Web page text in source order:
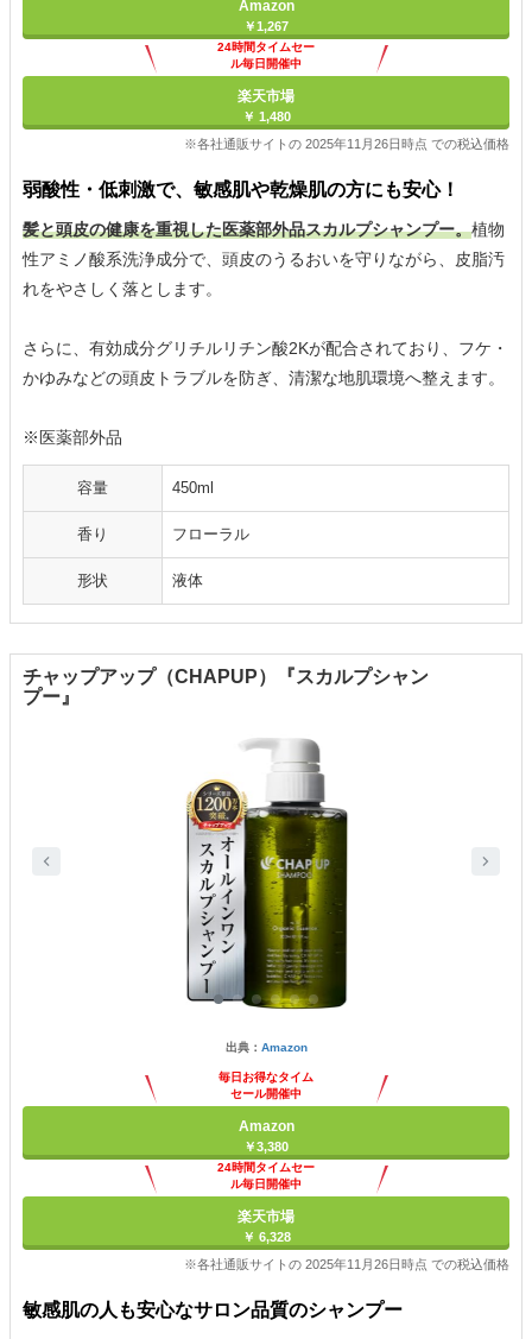
Amazon
￥1,267
24時間タイムセー
ル毎日開催中
楽天市場
￥ 1,480
※各社通販サイトの 2025年11月26日時点 での税込価格
弱酸性・低刺激で、敏感肌や乾燥肌の方にも安心！
髪と頭皮の健康を重視した医薬部外品スカルプシャンプー。植物
性アミノ酸系洗浄成分で、頭皮のうるおいを守りながら、皮脂汚
れをやさしく落とします。
さらに、有効成分グリチルリチン酸2Kが配合されており、フケ・
かゆみなどの頭皮トラブルを防ぎ、清潔な地肌環境へ整えます。
※医薬部外品
容量 450ml
香り フローラル
形状 液体
チャップアップ（CHAPUP）『スカルプシャン
プー』
出典： Amazon
毎日お得なタイム
セール開催中
Amazon
￥3,380
24時間タイムセー
ル毎日開催中
楽天市場
￥ 6,328
※各社通販サイトの 2025年11月26日時点 での税込価格
敏感肌の人も安心なサロン品質のシャンプー